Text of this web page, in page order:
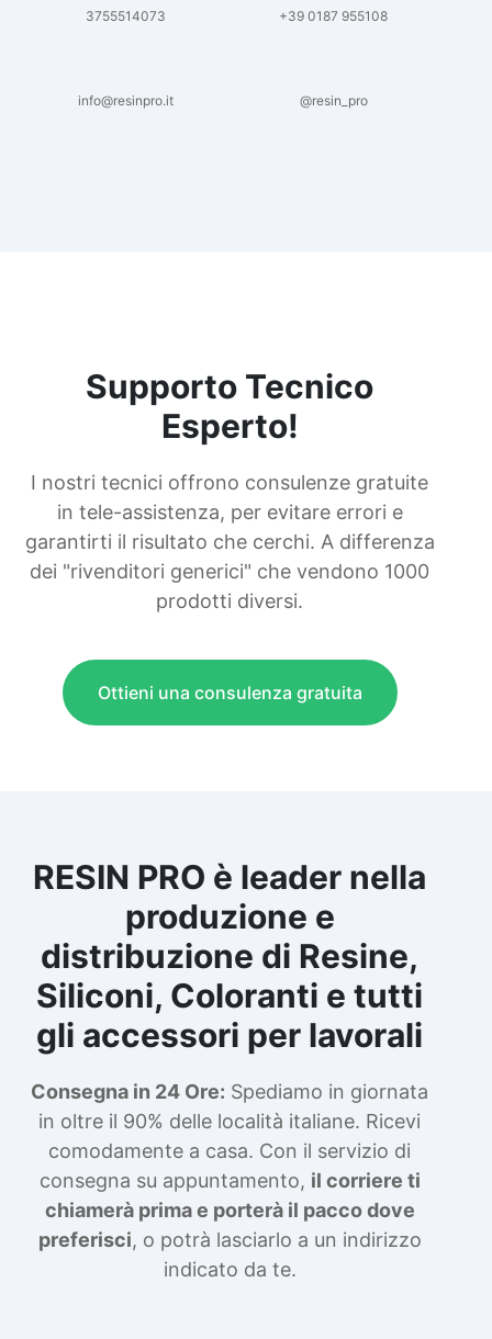
3755514073 +39 0187 955108
info@resinpro.it @resin_pro
Supporto Tecnico
Esperto!
I nostri tecnici offrono consulenze gratuite
in tele-assistenza, per evitare errori e
garantirti il risultato che cerchi. A differenza
dei "rivenditori generici" che vendono 1000
prodotti diversi.
Ottieni una consulenza gratuita
RESIN PRO è leader nella
produzione e
distribuzione di Resine,
Siliconi, Coloranti e tutti
gli accessori per lavorali
Consegna in 24 Ore: Spediamo in giornata
in oltre il 90% delle località italiane. Ricevi
comodamente a casa. Con il servizio di
consegna su appuntamento, il corriere ti
chiamerà prima e porterà il pacco dove
preferisci, o potrà lasciarlo a un indirizzo
indicato da te.